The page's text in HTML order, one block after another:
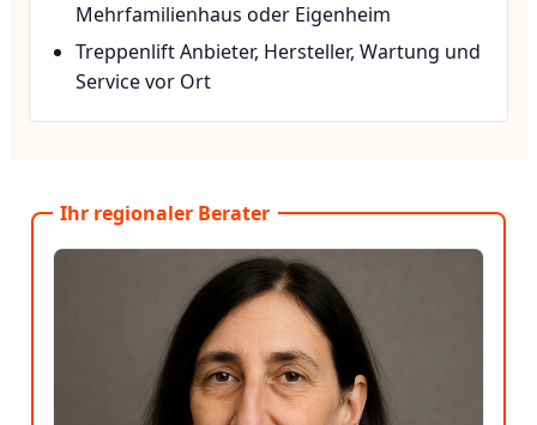
Mehrfamilienhaus oder Eigenheim
Treppenlift Anbieter, Hersteller, Wartung und
Service vor Ort
Ihr regionaler Berater